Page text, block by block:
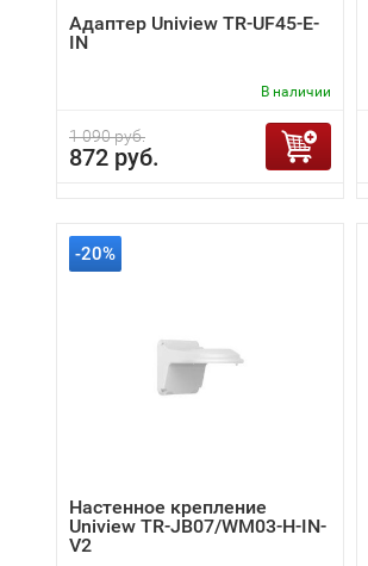
Адаптер Uniview TR-UF45-E-
IN
В наличии
1 090 руб.
872 руб.
-20%
Настенное крепление
Uniview TR-JB07/WM03-H-IN-
V2